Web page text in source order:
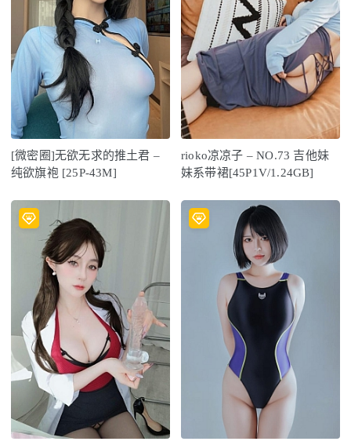
[微密圈]无欲无求的推土君 –
纯欲旗袍 [25P-43M]
rioko凉凉子 – NO.73 吉他妹
妹系带裙[45P1V/1.24GB]